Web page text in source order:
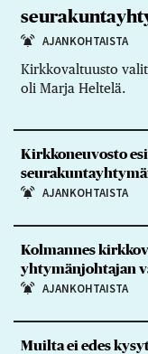
AJANKOHTAISTA
Kirkkovaltuusto
oli Marja Heltelä.
Kirkkoneuvosto
AJANKOHTAISTA
Kolmannes
yhtymänjohtajan
AJANKOHTAISTA
Muilta ei edes